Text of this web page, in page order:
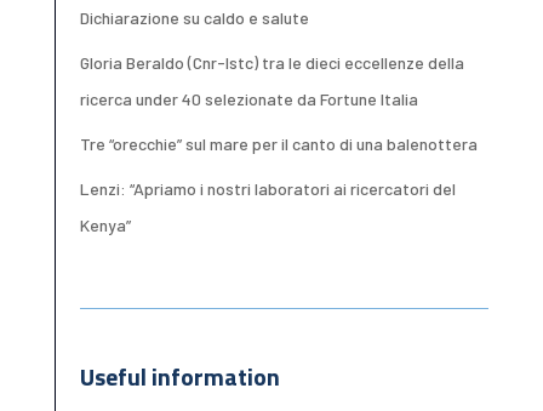
Dichiarazione su caldo e salute
Gloria Beraldo (Cnr-Istc) tra le dieci eccellenze della
ricerca under 40 selezionate da Fortune Italia
Tre “orecchie” sul mare per il canto di una balenottera
Lenzi: “Apriamo i nostri laboratori ai ricercatori del
Kenya”
Useful information